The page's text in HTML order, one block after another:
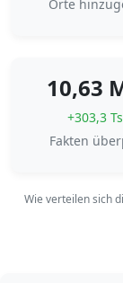
Orte
10,63
+303,3
Fakten
Wie verteilen sich